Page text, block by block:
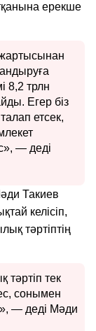
ерекше
8,2 трлн
Егер біз
етсек,
— деді
Такиев
келісіп,
тәртіптің
тәртіп тек
сонымен
— деді Мәди